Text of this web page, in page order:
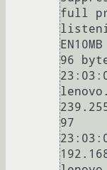
full
96
97